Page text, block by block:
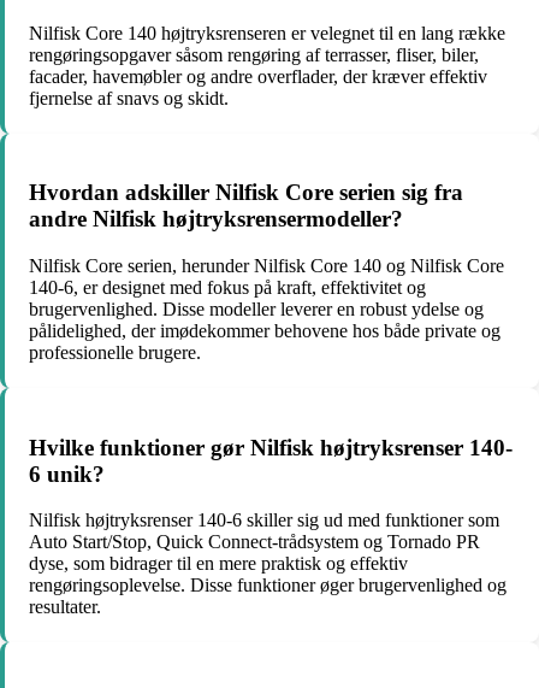
Nilfisk Core 140 højtryksrenseren er velegnet til en lang række
rengøringsopgaver såsom rengøring af terrasser, fliser, biler,
facader, havemøbler og andre overflader, der kræver effektiv
fjernelse af snavs og skidt.
Hvordan adskiller Nilfisk Core serien sig fra
andre Nilfisk højtryksrensermodeller?
Nilfisk Core serien, herunder Nilfisk Core 140 og Nilfisk Core
140-6, er designet med fokus på kraft, effektivitet og
brugervenlighed. Disse modeller leverer en robust ydelse og
pålidelighed, der imødekommer behovene hos både private og
professionelle brugere.
Hvilke funktioner gør Nilfisk højtryksrenser 140-
6 unik?
Nilfisk højtryksrenser 140-6 skiller sig ud med funktioner som
Auto Start/Stop, Quick Connect-trådsystem og Tornado PR
dyse, som bidrager til en mere praktisk og effektiv
rengøringsoplevelse. Disse funktioner øger brugervenlighed og
resultater.